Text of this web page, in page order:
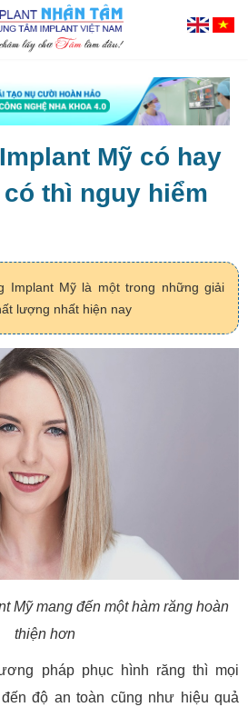
Mỹ có hay
có thì nguy hiểm
Implant Mỹ là một trong những giải
lượng nhất hiện nay
Mỹ mang đến một hàm răng hoàn
thiện hơn
pháp phục hình răng thì mọi
độ an toàn cũng như hiệu quả